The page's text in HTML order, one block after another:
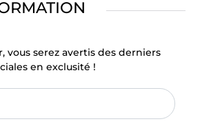
vous serez avertis des derniers
en exclusité !